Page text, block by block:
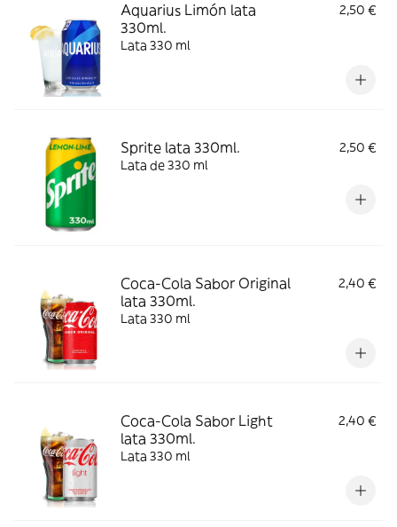
Aquarius Limón lata
330ml.
2,50 €
Lata 330 ml
Sprite lata 330ml.
2,50 €
Lata de 330 ml
Coca-Cola Sabor Original
lata 330ml.
2,40 €
Lata 330 ml
Coca-Cola Sabor Light
lata 330ml.
2,40 €
Lata 330 ml